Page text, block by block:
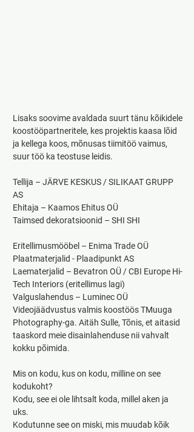
Lisaks soovime avaldada suurt tänu kõikidele
koostööpartneritele, kes projektis kaasa lõid
ja kellega koos, mõnusas tiimitöö vaimus,
suur töö ka teostuse leidis.
Tellija – JÄRVE KESKUS / SILIKAAT GRUPP
AS
Ehitaja – Kaamos Ehitus OÜ
Taimsed dekoratsioonid – SHI SHI
Eritellimusmööbel – Enima Trade OÜ
Plaatmaterjalid - Plaadipunkt AS
Laematerjalid – Bevatron OÜ / CBI Europe Hi-
Tech Interiors (eritellimus lagi)
Valguslahendus – Luminec OÜ
Videojäädvustus valmis koostöös TMuuga
Photography-ga. Aitäh Sulle, Tõnis, et aitasid
taaskord meie disainlahenduse nii vahvalt
kokku põimida.
Mis on kodu, kus on kodu, milline on see
kodukoht?
Kodu, see ei ole lihtsalt koda, millel aken ja
uks.
Kodutunne see on miski, mis muudab kõik